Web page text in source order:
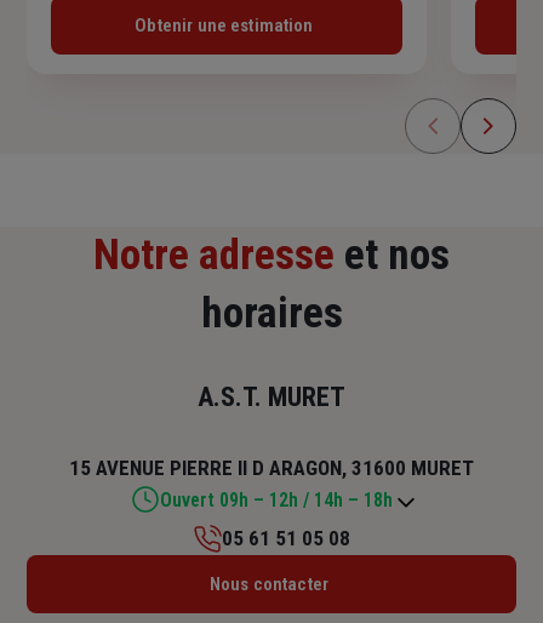
Obtenir une estimation
Notre adresse et nos
horaires
A.S.T. MURET
15 AVENUE PIERRE II D ARAGON, 31600 MURET
Ouvert 09h – 12h / 14h – 18h
Lundi : Fermé
05 61 51 05 08
Nous contacter